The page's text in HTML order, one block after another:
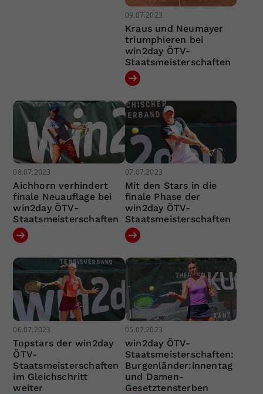
09.07.2023
Kraus und Neumayer
triumphieren bei
win2day ÖTV-
Staatsmeisterschaften
08.07.2023
Aichhorn verhindert
finale Neuauflage bei
win2day ÖTV-
Staatsmeisterschaften
07.07.2023
Mit den Stars in die
finale Phase der
win2day ÖTV-
Staatsmeisterschaften
06.07.2023
Topstars der win2day
ÖTV-
Staatsmeisterschaften
im Gleichschritt
weiter
05.07.2023
win2day ÖTV-
Staatsmeisterschaften:
Burgenländer:innentag
und Damen-
Gesetztensterben